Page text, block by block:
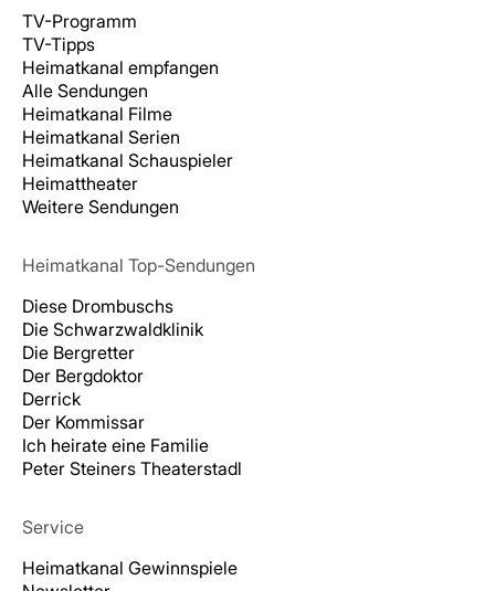
TV-Programm
TV-Tipps
Heimatkanal empfangen
Alle Sendungen
Heimatkanal Filme
Heimatkanal Serien
Heimatkanal Schauspieler
Heimattheater
Weitere Sendungen
Heimatkanal Top-Sendungen
Diese Drombuschs
Die Schwarzwaldklinik
Die Bergretter
Der Bergdoktor
Derrick
Der Kommissar
Ich heirate eine Familie
Peter Steiners Theaterstadl
Service
Heimatkanal Gewinnspiele